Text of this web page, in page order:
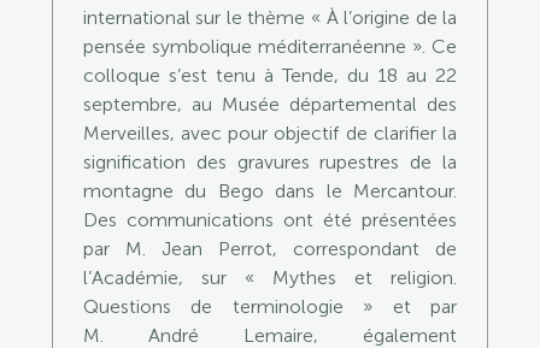
international sur le thème « À l’origine de la
pensée symbolique méditerranéenne ». Ce
colloque s’est tenu à Tende, du 18 au 22
septembre, au Musée départemental des
Merveilles, avec pour objectif de clarifier la
signification des gravures rupestres de la
montagne du Bego dans le Mercantour.
Des communications ont été présentées
par M. Jean Perrot, correspondant de
l’Académie, sur « Mythes et religion.
Questions de terminologie » et par
M. André Lemaire, également